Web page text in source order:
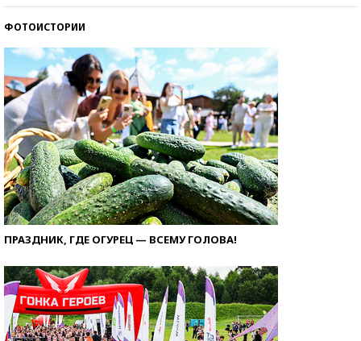
ФОТОИСТОРИИ
ПРАЗДНИК, ГДЕ ОГУРЕЦ — ВСЕМУ ГОЛОВА!